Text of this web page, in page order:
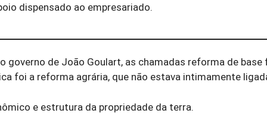
dispensado ao empresariado.
governo de João Goulart, as chamadas reforma de base
foi a reforma agrária, que não estava intimamente
e estrutura da propriedade da terra.